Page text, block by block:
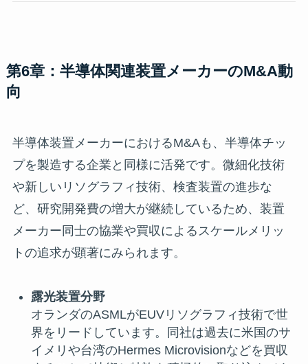
第6章：半導体関連装置メーカーのM&A動
向
半導体装置メーカーにおけるM&Aも、半導体チッ
プを製造する企業と同様に活発です。微細化技術
や新しいリソグラフィ技術、検査装置の進歩な
ど、研究開発費の増大が継続しているため、装置
メーカー同士の協業や買収によるスケールメリッ
トの追求が顕著にみられます。
露光装置分野
オランダのASMLがEUVリソグラフィ技術で世
界をリードしています。同社は過去に米国のサ
イメリや台湾のHermes Microvisionなどを買収